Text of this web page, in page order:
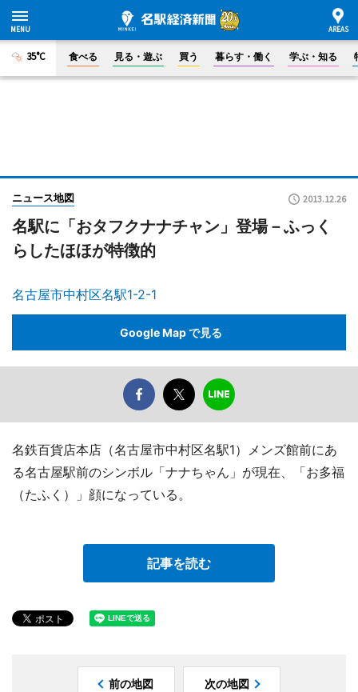
35°C 食べる 見る・遊ぶ 買う 暮らす・働く 学ぶ・知る
ニュース地図 2013.12.26
名駅に「おタフクナナチャン」登場－ふっく
らしたほほが特徴的
名古屋市中村区名駅1-2-1
Google Map で見る
名鉄百貨店本店（名古屋市中村区名駅1）メンズ館前にあ
る名古屋駅前のシンボル「ナナちゃん」が現在、「お多福
（たふく）」顔になっている。
記事を読む
前の地図 次の地図